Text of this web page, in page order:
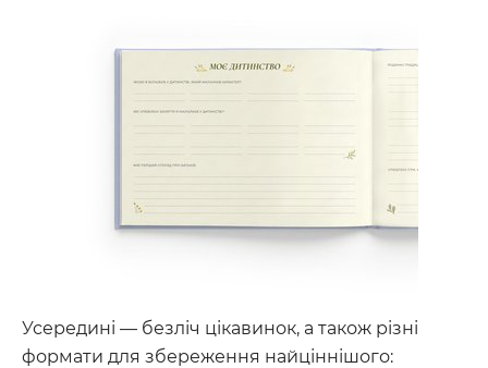
Усередині — безліч цікавинок, а також різні
формати для збереження найціннішого: